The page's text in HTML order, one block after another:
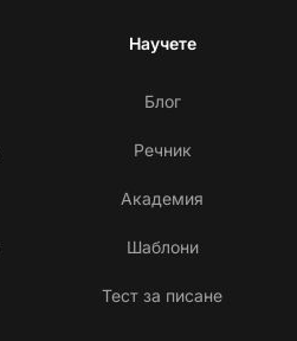
Научете
Блог
Речник
Академия
Шаблони
Тест за писане